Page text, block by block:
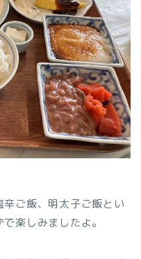
ご飯、明太子ご飯とい
楽しみましたよ。